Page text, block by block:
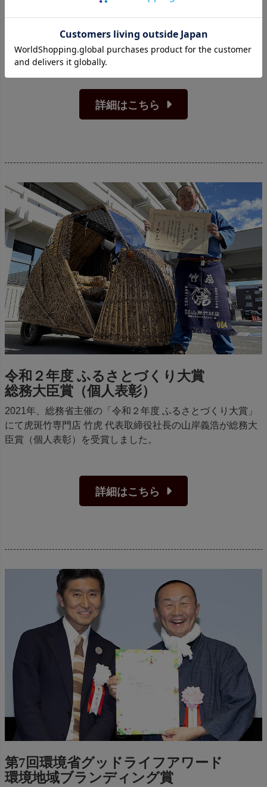
高知家健康経営アワード2021
ワード2021」に選出されました。青竹踏みの取り組みを評
価していただきました。
詳細はこちら
令和２年度 ふるさとづくり大賞
総務大臣賞（個人表彰）
2021年、総務省主催の「令和２年度 ふるさとづくり大賞」
にて虎斑竹専門店 竹虎 代表取締役社長の山岸義浩が総務大
臣賞（個人表彰）を受賞しました。
詳細はこちら
第7回環境省グッドライフアワード
環境地域ブランディング賞